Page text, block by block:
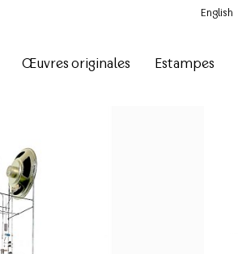
English
Œuvres originales Estampes